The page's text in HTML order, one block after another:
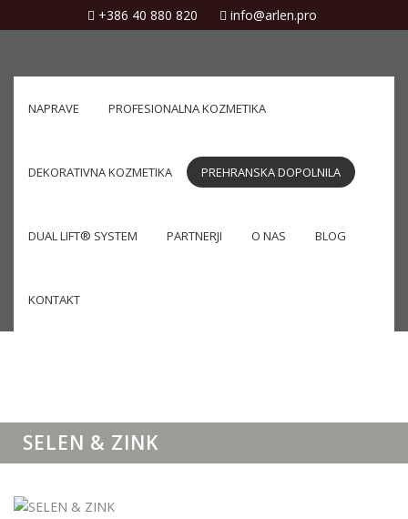
+386 40 880 820 info@arlen.pro
NAPRAVE PROFESIONALNA KOZMETIKA
DEKORATIVNA KOZMETIKA PREHRANSKA DOPOLNILA
DUAL LIFT® SYSTEM PARTNERJI O NAS BLOG
KONTAKT
SELEN & ZINK